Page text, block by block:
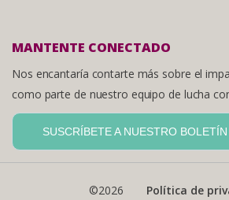
MANTENTE CONECTADO
Nos encantaría contarte más sobre el
como parte de nuestro equipo de lucha
SUSCRÍBETE A NUESTRO
©2026 Política de